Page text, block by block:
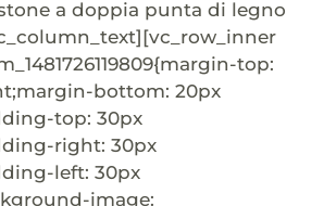
a doppia punta di legno
top:
bottom: 20px
top: 30px
right: 30px
left: 30px
image: